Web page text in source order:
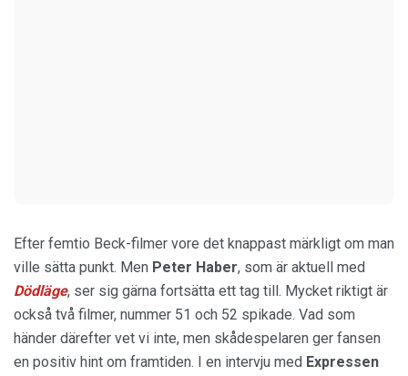
Efter femtio Beck-filmer vore det knappast märkligt om man
ville sätta punkt. Men Peter Haber, som är aktuell med
Dödläge, ser sig gärna fortsätta ett tag till. Mycket riktigt är
också två filmer, nummer 51 och 52 spikade. Vad som
händer därefter vet vi inte, men skådespelaren ger fansen
en positiv hint om framtiden. I en intervju med Expressen